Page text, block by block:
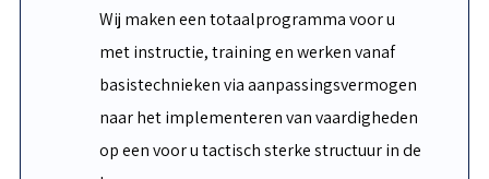
Wij maken een totaalprogramma voor u
met instructie, training en werken vanaf
basistechnieken via aanpassingsvermogen
naar het implementeren van vaardigheden
op een voor u tactisch sterke structuur in de